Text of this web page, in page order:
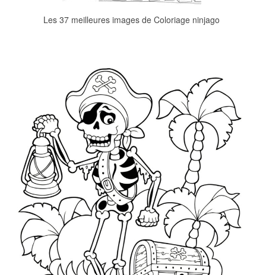
Les 37 meilleures images de Coloriage ninjago